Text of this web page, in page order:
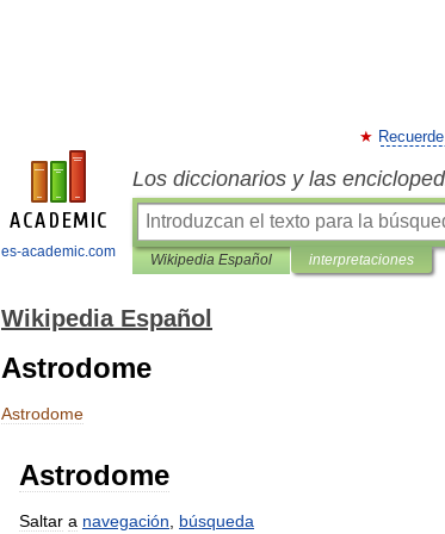
es-academic.com
Los diccionarios y las
Wikipedia Español interpretaciones
Wikipedia Español
Astrodome
Astrodome
Astrodome
Saltar a navegación búsqueda